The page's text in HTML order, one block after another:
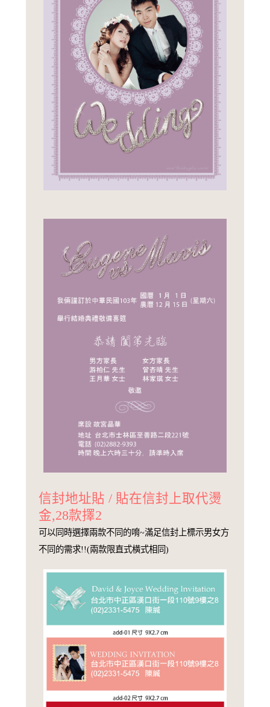
信封地址貼 / 貼在信封上取代燙
金,28款擇2
可以同時選擇兩款不同的唷~滿足信封上標示男女方
不同的需求!!(兩款限直式橫式相同)